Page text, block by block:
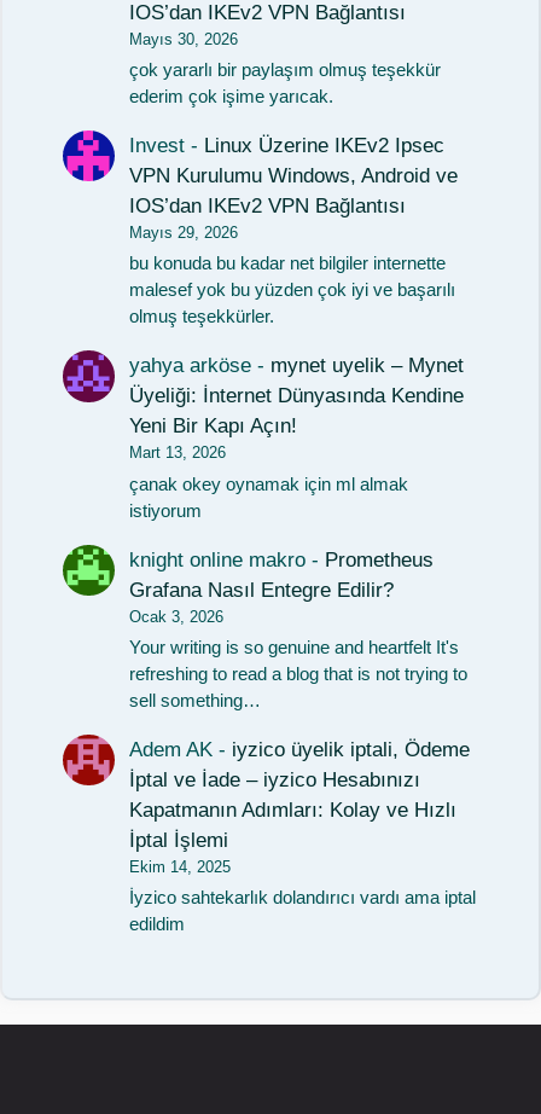
IOS’dan IKEv2 VPN Bağlantısı
Mayıs 30, 2026
çok yararlı bir paylaşım olmuş teşekkür
ederim çok işime yarıcak.
Invest - Linux Üzerine IKEv2 Ipsec
VPN Kurulumu Windows, Android ve
IOS’dan IKEv2 VPN Bağlantısı
Mayıs 29, 2026
bu konuda bu kadar net bilgiler internette
malesef yok bu yüzden çok iyi ve başarılı
olmuş teşekkürler.
yahya arköse - mynet uyelik – Mynet
Üyeliği: İnternet Dünyasında Kendine
Yeni Bir Kapı Açın!
Mart 13, 2026
çanak okey oynamak için ml almak
istiyorum
knight online makro - Prometheus
Grafana Nasıl Entegre Edilir?
Ocak 3, 2026
Your writing is so genuine and heartfelt It's
refreshing to read a blog that is not trying to
sell something…
Adem AK - iyzico üyelik iptali, Ödeme
İptal ve İade – iyzico Hesabınızı
Kapatmanın Adımları: Kolay ve Hızlı
İptal İşlemi
Ekim 14, 2025
İyzico sahtekarlık dolandırıcı vardı ama iptal
edildim